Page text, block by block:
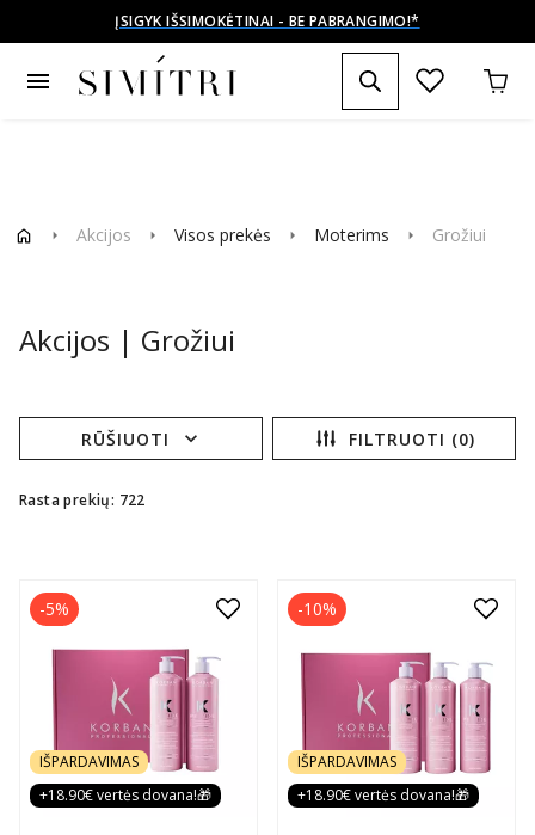
ĮSIGYK IŠSIMOKĖTINAI - BE PABRANGIMO!*
menu
arrow_right Akcijos arrow_right Visos prekės arrow_right Moterims arrow_right Grožiui
Akcijos | Grožiui
RŪŠIUOTI expand_more FILTRUOTI (0)
Rasta prekių: 722
IŠPARDAVIMAS
+18.90€ vertės dovana!🎁
-5%
IŠPARDAVIMAS
+18.90€ vertės dovana!🎁
-10%